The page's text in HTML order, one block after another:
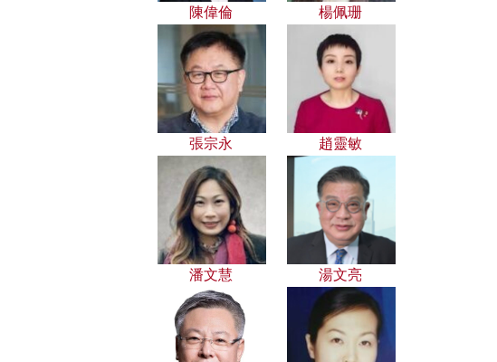
陳偉倫 楊佩珊
張宗永 趙靈敏
潘文慧 湯文亮